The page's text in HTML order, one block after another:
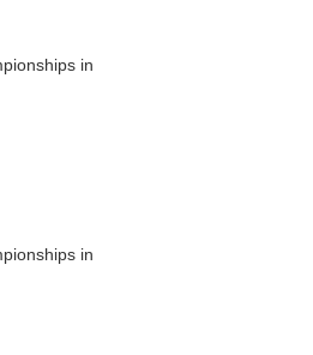
in
in